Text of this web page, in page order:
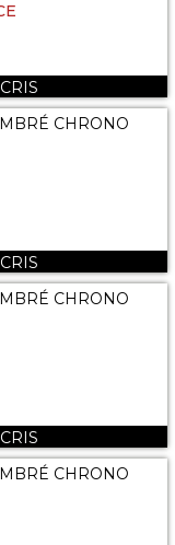
CHRONO
CHRONO
CHRONO